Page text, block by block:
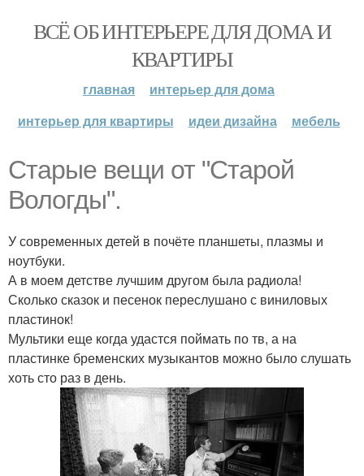
ВСЁ ОБ ИНТЕРЬЕРЕ ДЛЯ ДОМА И
КВАРТИРЫ
главная
интерьер для дома
интерьер для квартиры
идеи дизайна мебель
Старые вещи от "Старой
Вологды".
У современных детей в почёте планшеты, плазмы и
ноутбуки.
А в моем детстве лучшим другом была радиола!
Сколько сказок и песенок переслушано с виниловых
пластинок!
Мультики еще когда удастся поймать по тв, а на
пластинке бременских музыкантов можно было слушать
хоть сто раз в день.